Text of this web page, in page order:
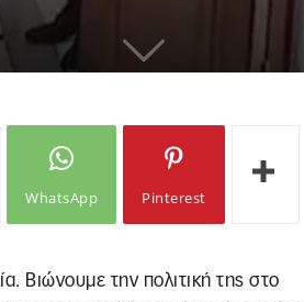
WhatsApp Pinterest
Βιώνουμε την πολιτική της στο